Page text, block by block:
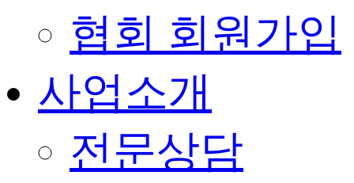
협회 회원가입
사업소개
전문상담